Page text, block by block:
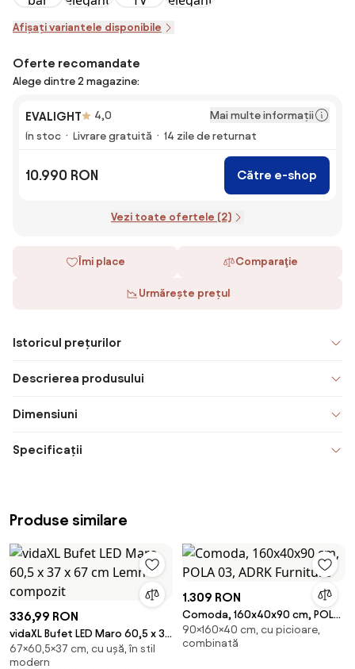
Afișați variantele disponibile
Oferte recomandate
Alege dintre 2 magazine:
EVALIGHT 4,0
Mai multe informații
În stoc
Livrare gratuită 14 zile de returnat
10.990 RON Către e-shop
Vezi toate ofertele (2)
Îmi place Comparaţie
Urmărește prețul
Istoricul prețurilor
Descrierea produsului
Dimensiuni
Specificații
Produse similare
336,99 RON
vidaXL Bufet LED Maro 60,5 x 37
x 67 cm Lemn compozit
67×60,5×37 cm, cu ușă, în stil
modern
1.309 RON
Comoda, 160x40x90 cm, POLA
03, ADRK Furniture
90×160×40 cm, cu picioare,
combinată